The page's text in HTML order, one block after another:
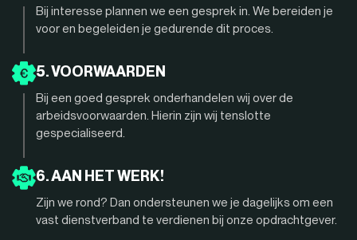
Bij interesse plannen we een gesprek in. We bereiden je
voor en begeleiden je gedurende dit proces.
5. VOORWAARDEN
Bij een goed gesprek onderhandelen wij over de
arbeidsvoorwaarden. Hierin zijn wij tenslotte
gespecialiseerd.
6. AAN HET WERK!
Zijn we rond? Dan ondersteunen we je dagelijks om een
vast dienstverband te verdienen bij onze opdrachtgever.